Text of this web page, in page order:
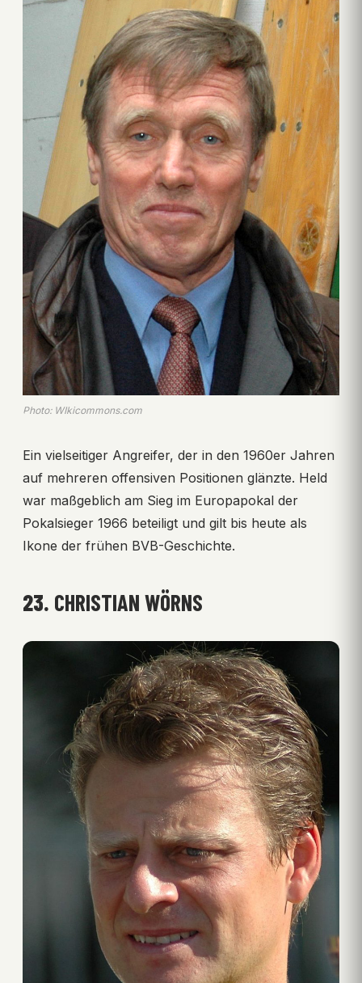
Photo: WIkicommons.com
Ein vielseitiger Angreifer, der in den 1960er Jahren
auf mehreren offensiven Positionen glänzte. Held
war maßgeblich am Sieg im Europapokal der
Pokalsieger 1966 beteiligt und gilt bis heute als
Ikone der frühen BVB-Geschichte.
23. CHRISTIAN WÖRNS